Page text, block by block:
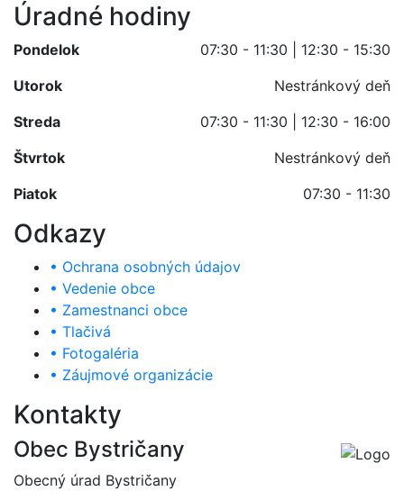
Úradné hodiny
Pondelok
07:30 - 11:30 | 12:30 - 15:30
Utorok
Nestránkový deň
Streda
07:30 - 11:30 | 12:30 - 16:00
Štvrtok
Nestránkový deň
Piatok
07:30 - 11:30
Odkazy
• Ochrana osobných údajov
• Vedenie obce
• Zamestnanci obce
• Tlačivá
• Fotogaléria
• Záujmové organizácie
Kontakty
Obec Bystričany
Obecný úrad Bystričany